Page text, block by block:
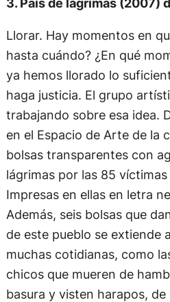
Llorar. Hay momentos en
hasta cuándo? ¿En qué
ya hemos llorado lo
haga justicia. El grupo
trabajando sobre esa idea.
en el Espacio de Arte de la
bolsas transparentes con
lágrimas por las 85
Impresas en ellas en letra
Además, seis bolsas que
de este pueblo se extiende
muchas cotidianas, como
chicos que mueren de
basura y visten harapos,